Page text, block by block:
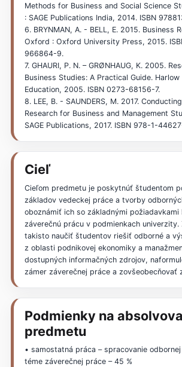
Methods for Business and Social Science
: SAGE Publications India, 2014. ISBN
6. BRYNMAN, A. - BELL, E. 2015. Business
Oxford : Oxford University Press, 2015.
966864-9.
7. GHAURI, P. N. – GRØNHAUG, K. 2005.
Business Studies: A Practical Guide. Harlow
Education, 2005. ISBN 0273-68156-7.
8. LEE, B. - SAUNDERS, M. 2017.
Research for Business and Management
SAGE Publications, 2017. ISBN 978-1-
Cieľ
Cieľom predmetu je poskytnúť študentom
základov vedeckej práce a tvorby
oboznámiť ich so základnými požiadavkami
záverečnú prácu v podmienkach univerzity.
takisto naučiť študentov riešiť odborné a
z oblasti podnikovej ekonomiky a
dostupných informačných zdrojov,
zámer záverečnej práce a zovšeobecňovať
Podmienky na
predmetu
• samostatná práca – spracovanie
téme záverečnej práce – 45 %